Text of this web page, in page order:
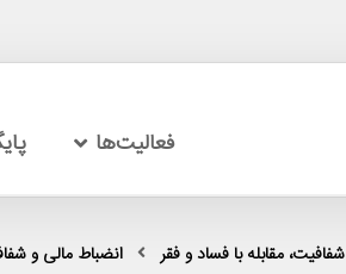
فعالیت‌ها
شفافیت، مقابله با فساد و فقر انضباط مالى و